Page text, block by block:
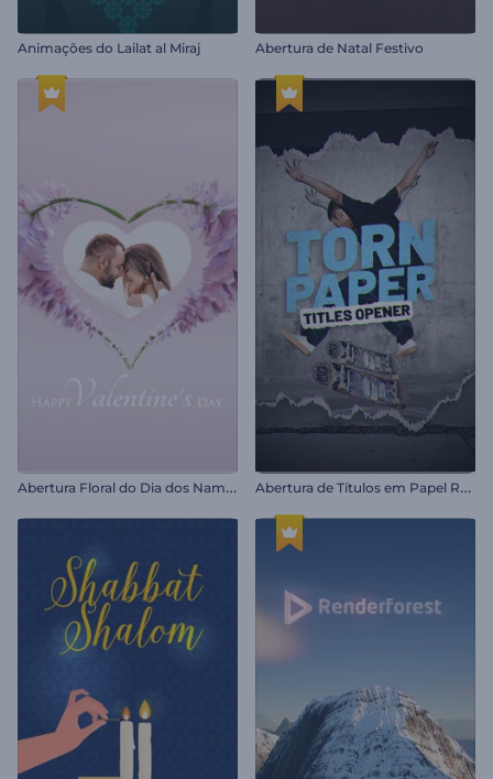
Animações do Lailat al Miraj Abertura de Natal Festivo
A
bertura Floral do Dia dos Namorados A
bertura de Títulos em Papel Rasgado